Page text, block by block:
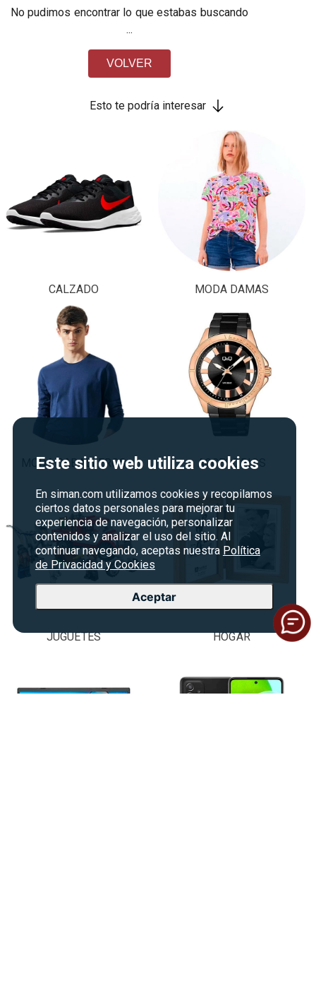
Este sitio web utiliza cookies
En siman.com utilizamos cookies y recopilamos
ciertos datos personales para mejorar tu
experiencia de navegación, personalizar
contenidos y analizar el uso del sitio. Al
continuar navegando, aceptas nuestra Política
de Privacidad y Cookies
Aceptar
No pudimos encontrar lo que estabas buscando
...
VOLVER
Esto te podría interesar
CALZADO MODA DAMAS
MODA CABALLEROS ACCESORIOS
JUGUETES HOGAR